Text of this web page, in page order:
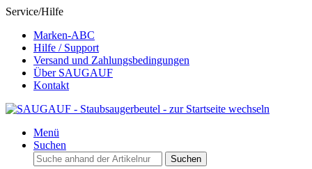
Service/Hilfe
Marken-ABC
Hilfe / Support
Versand und Zahlungsbedingungen
Über SAUGAUF
Kontakt
Menü
Suchen
Suchen